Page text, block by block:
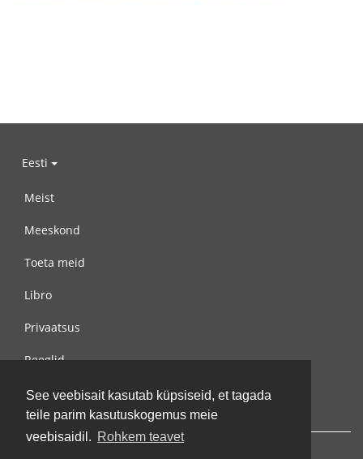
See veebisait kasutab küpsiseid, et tagada
teile parim kasutuskogemus meie
veebisaidil. Rohkem teavet
Eesti
Meist
Meeskond
Toeta meid
Libro
Privaatsus
Reeglid
Võta meiega ühendust